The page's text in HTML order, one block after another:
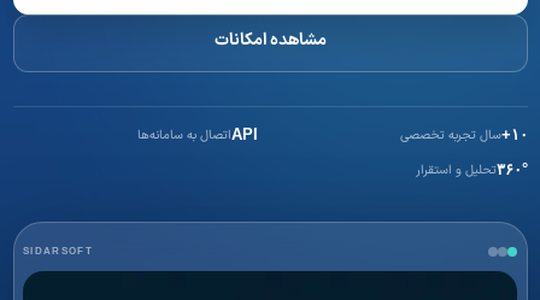
مشاهده امکانات
۱۰+ سال تجربه تخصصی APIاتصال به سامانه‌ها
۳۶۰°تحلیل و استقرار
SIDARSOFT